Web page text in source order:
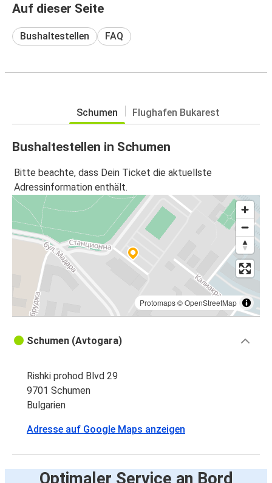
Auf dieser Seite
Bushaltestellen FAQ
Schumen Flughafen Bukarest
Bushaltestellen in Schumen
Bitte beachte, dass Dein Ticket die aktuellste
Adressinformation enthält.
Protomaps©OpenStreetMap
Schumen (Avtogara)
Rishki prohod Blvd 29
9701 Schumen
Bulgarien
Adresse auf Google Maps anzeigen
Optimaler Service an Bord